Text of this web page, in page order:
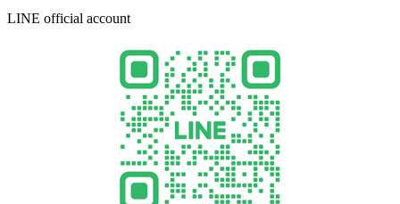
LINE official account